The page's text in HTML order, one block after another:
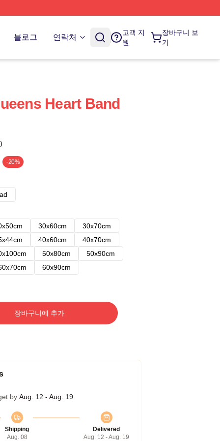
블로그 연락처
고객 지
원
장바구니 보
기
Heart Band
-20%
30x60cm
30x70cm
40x60cm
40x70cm
50x80cm
50x90cm
60x90cm
장바구니에 추가
by Aug. 12 - Aug. 19
Shipping
Aug. 08
Delivered
Aug. 12 - Aug. 19